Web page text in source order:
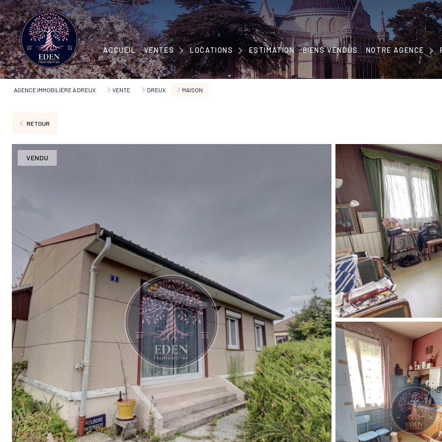
ACCUEIL VENTES
MAISONS
APPARTEMENTS
IMMEUBLES
TERRAINS
LOCATIONS
MAISONS
APPARTEMENTS
ESTIMATION BIENS VENDUS NOTRE AGENCE
NOTRE CONCEPT
NOTRE ÉQUIPE
NOS PARTENAIRES
AGENCE IMMOBILIÈRE À DREUX VENTE DREUX MAISON
RETOUR
VENDU